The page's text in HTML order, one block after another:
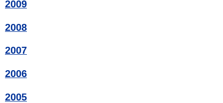
2009
2008
2007
2006
2005